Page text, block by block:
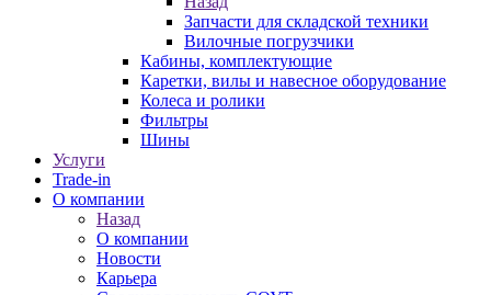
Запчасти для складской техники
Вилочные погрузчики
Кабины, комплектующие
Каретки, вилы и навесное оборудование
Колеса и ролики
Фильтры
Шины
Услуги
Trade-in
О компании
Назад
О компании
Новости
Карьера